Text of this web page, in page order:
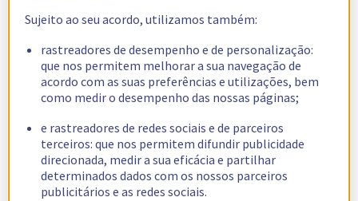
Sujeito ao seu acordo, utilizamos também:
rastreadores de desempenho e de personalização:
que nos permitem melhorar a sua navegação de
acordo com as suas preferências e utilizações, bem
como medir o desempenho das nossas páginas;
e rastreadores de redes sociais e de parceiros
terceiros: que nos permitem difundir publicidade
direcionada, medir a sua eficácia e partilhar
determinados dados com os nossos parceiros
publicitários e as redes sociais.